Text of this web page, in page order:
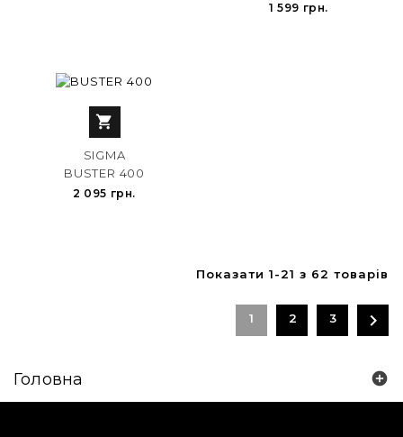
1 599 грн.

SIGMA
BUSTER 400
2 095 грн.
Показати 1-21 з 62 товарів
1 2 3 
Головна 